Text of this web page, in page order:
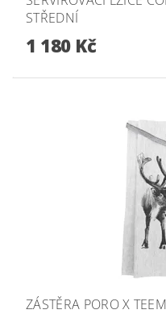
STŘEDNÍ
1 180 Kč
ZÁSTĚRA PORO X